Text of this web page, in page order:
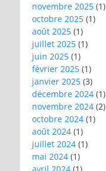
novembre 2025 (1)
octobre 2025 (1)
août 2025 (1)
juillet 2025 (1)
juin 2025 (1)
février 2025 (1)
janvier 2025 (3)
décembre 2024 (1)
novembre 2024 (2)
octobre 2024 (1)
août 2024 (1)
juillet 2024 (1)
mai 2024 (1)